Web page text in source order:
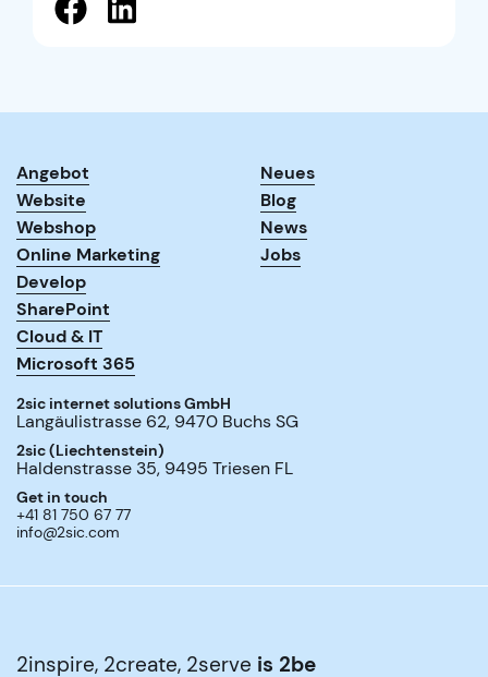
Angebot
Website
Webshop
Online Marketing
Develop
SharePoint
Cloud & IT
Microsoft 365
Neues
Blog
News
Jobs
2sic internet solutions GmbH
Langäulistrasse 62, 9470 Buchs SG
2sic (Liechtenstein)
Haldenstrasse 35, 9495 Triesen FL
Get in touch
+41 81 750 67 77
info@2sic.com
2inspire, 2create, 2serve is 2be